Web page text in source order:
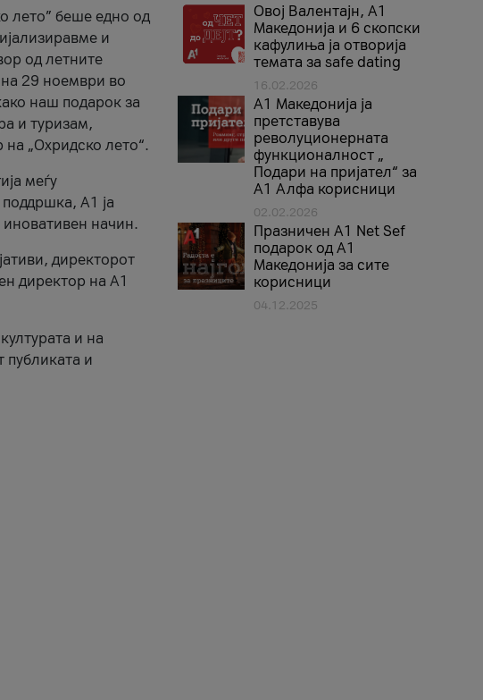
лето” беше едно од
и
од летните
на 29 ноември во
наш подарок за
и туризам,
„Охридско лето“.
меѓу
A1 ја
иновативен начин.
директорот
директор на A1
и на
публиката и
Овој Валентајн, A1
Македонија и 6 скопски
кафулиња ја отворија
темата за safe dating
16.02.2026
А1 Македонија ја
претставува
револуционерната
функционалност „
Подари на пријател“ за
А1 Алфа корисници
02.02.2026
Празничен A1 Net Sеf
подарок од А1
Македонија за сите
корисници
04.12.2025